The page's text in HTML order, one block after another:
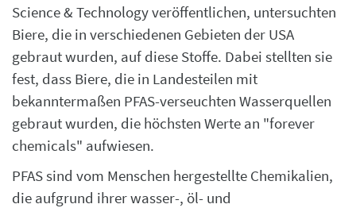
Science & Technology veröffentlichen, untersuchten
Biere, die in verschiedenen Gebieten der USA
gebraut wurden, auf diese Stoffe. Dabei stellten sie
fest, dass Biere, die in Landesteilen mit
bekanntermaßen PFAS-verseuchten Wasserquellen
gebraut wurden, die höchsten Werte an "forever
chemicals" aufwiesen.
PFAS sind vom Menschen hergestellte Chemikalien,
die aufgrund ihrer wasser-, öl- und